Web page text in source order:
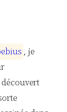
ebius , je
découvert